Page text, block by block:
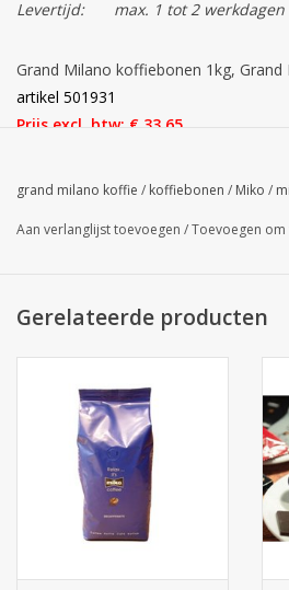
Merken
Levertijd:
max. 1 tot 2 werkdagen
Grand Milano koffiebonen 1kg,
artikel 501931
Prijs excl. btw: € 33,65
producten! Contacteer ons indien
grand milano koffie / koffiebonen / Miko /
Aan verlanglijst toevoegen /Toevoegen
Gerelateerde producten